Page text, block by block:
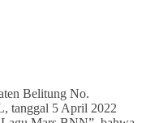
Belitung No.
tanggal 5 April 2022